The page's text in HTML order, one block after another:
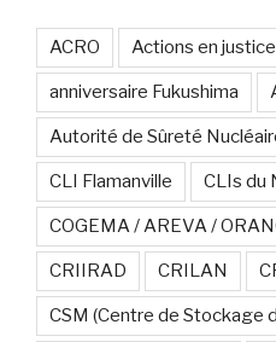
ACRO Actions en justice
anniversaire Fukushima
Autorité de Sûreté
CLI Flamanville CLIs du
COGEMA / AREVA /
CRIIRAD CRILAN
CSM (Centre de Stockage